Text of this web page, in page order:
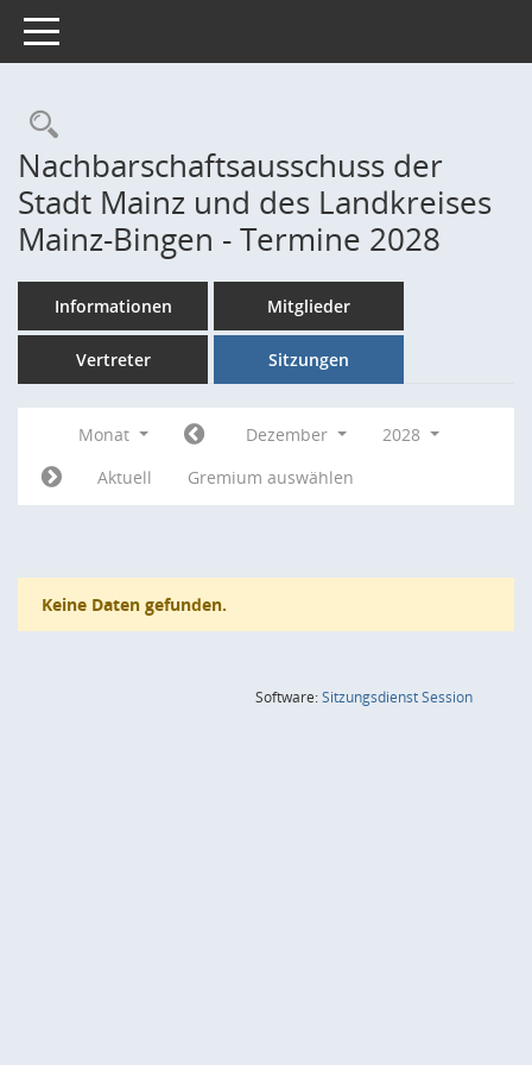
Toggle navigation
Rechercheauswahl
Nachbarschaftsausschuss der
Stadt Mainz und des Landkreises
Mainz-Bingen - Termine 2028
Informationen Mitglieder
Vertreter Sitzungen
Monat Dezember
2028
Aktuell
Gremium auswählen
Keine Daten gefunden.
Software:SitzungsdienstSession(Wird in